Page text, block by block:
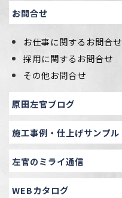
お問合せ
お仕事に関するお問合せ
採用に関するお問合せ
その他お問合せ
原田左官ブログ
施工事例・仕上げサンプル
左官のミライ通信
WEBカタログ